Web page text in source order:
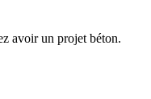
avoir un projet béton.